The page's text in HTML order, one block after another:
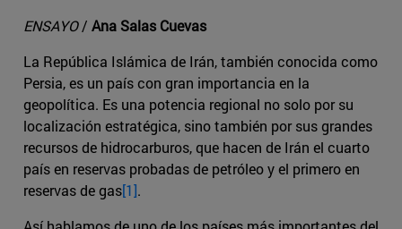
ENSAYO/ Ana Salas Cuevas
La República Islámica de Irán, también conocida como
Persia, es un país con gran importancia en la
geopolítica. Es una potencia regional no solo por su
localización estratégica, sino también por sus grandes
recursos de hidrocarburos, que hacen de Irán el cuarto
país en reservas probadas de petróleo y el primero en
reservas de gas[1].